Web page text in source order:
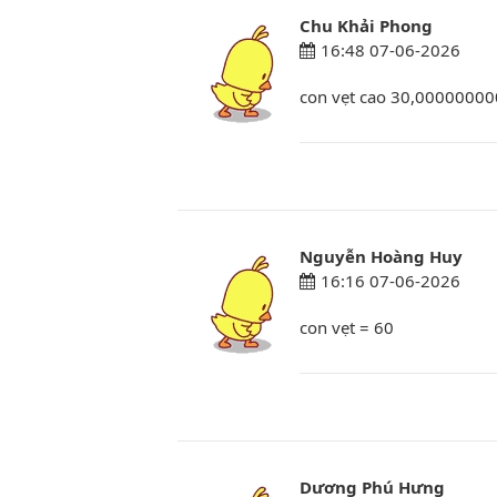
Chu Khải Phong
16:48 07-06-2026
con vẹt cao
Nguyễn Hoàng Huy
16:16 07-06-2026
con vẹt = 60
Dương Phú Hưng